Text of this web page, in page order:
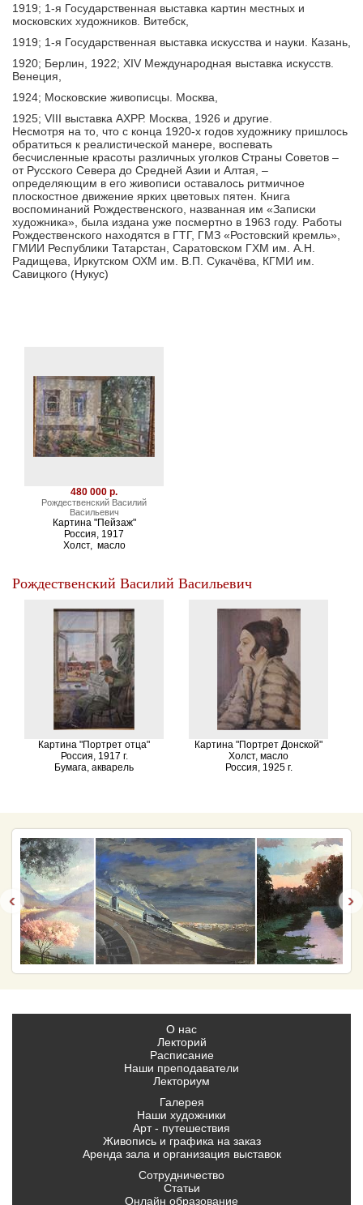
1919; 1-я Государственная выставка картин местных и
московских художников. Витебск,
1919; 1-я Государственная выставка искусства и науки. Казань,
1920; Берлин, 1922; XIV Международная выставка искусств.
Венеция,
1924; Московские живописцы. Москва,
1925; VIII выставка АХРР. Москва, 1926 и другие.
Несмотря на то, что с конца 1920-х годов художнику пришлось
обратиться к реалистической манере, воспевать
бесчисленные красоты различных уголков Страны Советов –
от Русского Севера до Средней Азии и Алтая, –
определяющим в его живописи оставалось ритмичное
плоскостное движение ярких цветовых пятен. Книга
воспоминаний Рождественского, названная им «Записки
художника», была издана уже посмертно в 1963 году. Работы
Рождественского находятся в ГТГ, ГМЗ «Ростовский кремль»,
ГМИИ Республики Татарстан, Саратовском ГХМ им. А.Н.
Радищева, Иркутском ОХМ им. В.П. Сукачёва, КГМИ им.
Савицкого (Нукус)
480 000 р.
Рождественский Василий
Васильевич
Картина "Пейзаж"
Россия, 1917
Холст, масло
Рождественский Василий Васильевич
Картина "Портрет отца"
Россия, 1917 г.
Бумага, акварель
Картина "Портрет Донской"
Холст, масло
Россия, 1925 г.
‹ ›
О нас
Лекторий
Расписание
Наши преподаватели
Лекториум
Галерея
Наши художники
Арт - путешествия
Живопись и графика на заказ
Аренда зала и организация выставок
Сотрудничество
Статьи
Онлайн образование